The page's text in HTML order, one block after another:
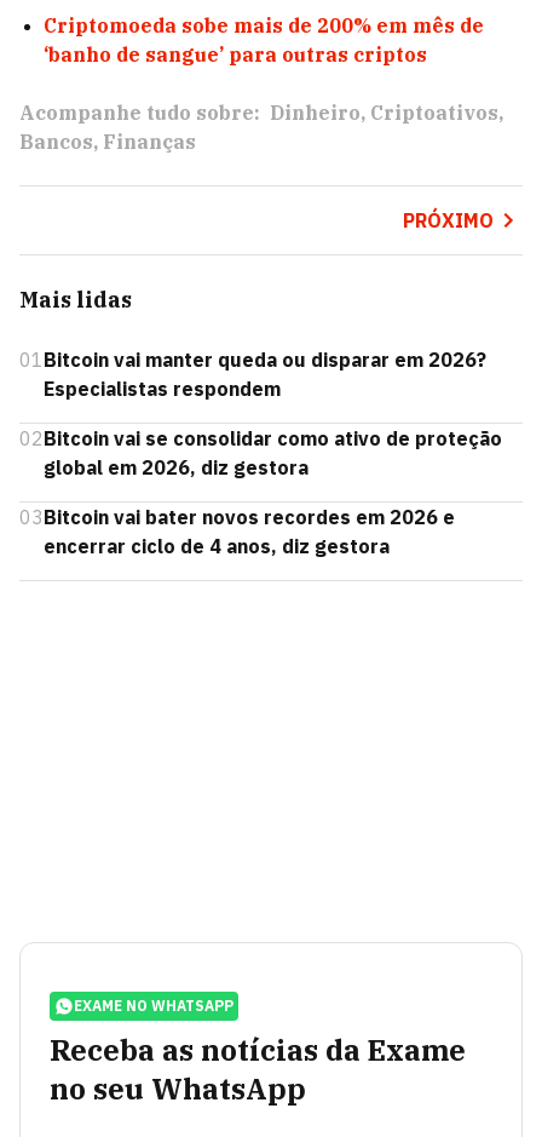
Criptomoeda sobe mais de 200% em mês de
‘banho de sangue’ para outras criptos
Acompanhe tudo sobre: Dinheiro Criptoativos
Bancos Finanças
PRÓXIMO
Mais lidas
01Bitcoin vai manter queda ou disparar em 2026?
Especialistas respondem
02Bitcoin vai se consolidar como ativo de proteção
global em 2026, diz gestora
03Bitcoin vai bater novos recordes em 2026 e
encerrar ciclo de 4 anos, diz gestora
EXAME NO WHATSAPP
Receba as notícias da Exame
no seu WhatsApp